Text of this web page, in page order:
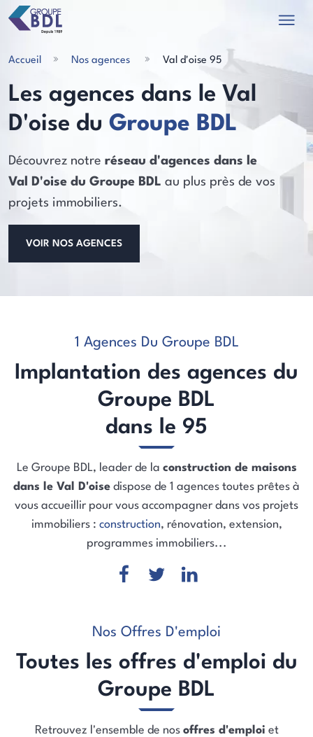
Accueil Nos agences Val d'oise 95
Les agences dans le Val
D'oise du Groupe BDL
Découvrez notre réseau d'agences dans le
Val D'oise du Groupe BDL au plus près de vos
projets immobiliers.
VOIR NOS AGENCES
1 Agences Du Groupe BDL
Implantation des agences du
Groupe BDL
dans le 95
Le Groupe BDL, leader de la construction de maisons
dans le Val D'oise dispose de 1 agences toutes prêtes à
vous accueillir pour vous accompagner dans vos projets
immobiliers : construction, rénovation, extension,
programmes immobiliers...
Nos Offres D'emploi
Toutes les offres d'emploi du
Groupe BDL
Retrouvez l'ensemble de nos offres d'emploi et